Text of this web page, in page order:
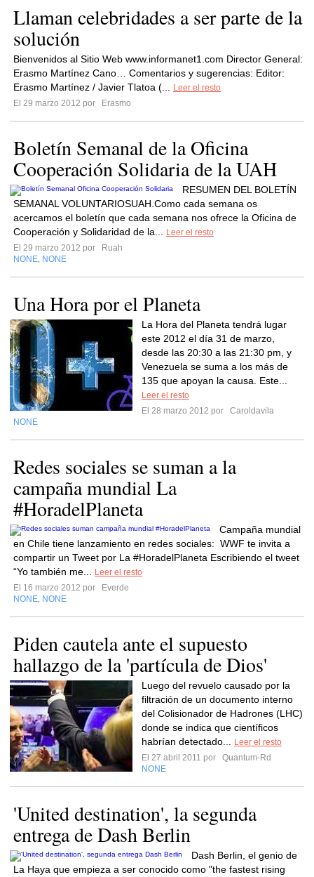
Llaman celebridades a ser parte de la
solución
Bienvenidos al Sitio Web www.informanet1.com Director General:
Erasmo Martínez Cano… Comentarios y sugerencias: Editor:
Erasmo Martínez / Javier Tlatoa (...
Leer el resto
El 29 marzo 2012 por
Erasmo
Boletín Semanal de la Oficina
Cooperación Solidaria de la UAH
RESUMEN DEL BOLETÍN
SEMANAL VOLUNTARIOSUAH.Como cada semana os
acercamos el boletín que cada semana nos ofrece la Oficina de
Cooperación y Solidaridad de la...
Leer el resto
El 29 marzo 2012 por
Ruah
NONE NONE
Una Hora por el Planeta
La Hora del Planeta tendrá lugar
este 2012 el día 31 de marzo,
desde las 20:30 a las 21:30 pm, y
Venezuela se suma a los más de
135 que apoyan la causa. Este...
Leer el resto
El 28 marzo 2012 por
Caroldavila
NONE
Redes sociales se suman a la
campaña mundial La
#HoradelPlaneta
Campaña mundial
en Chile tiene lanzamiento en redes sociales: WWF te invita a
compartir un Tweet por La #HoradelPlaneta Escribiendo el tweet
“Yo también me...
Leer el resto
El 16 marzo 2012 por
Everde
NONE NONE
Piden cautela ante el supuesto
hallazgo de la 'partícula de Dios'
Luego del revuelo causado por la
filtración de un documento interno
del Colisionador de Hadrones (LHC)
donde se indica que científicos
habrían detectado...
Leer el resto
El 27 abril 2011 por
Quantum-Rd
NONE
'United destination', la segunda
entrega de Dash Berlin
Dash Berlin, el genio de
La Haya que empieza a ser conocido como "the fastest rising